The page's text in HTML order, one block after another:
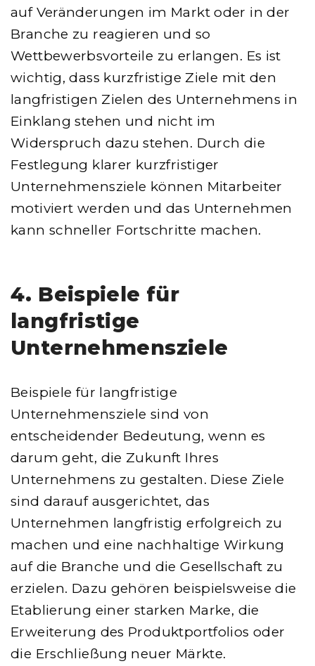
auf Veränderungen im Markt oder in der
Branche zu reagieren und so
Wettbewerbsvorteile zu erlangen. Es ist
wichtig, dass kurzfristige Ziele mit den
langfristigen Zielen des Unternehmens in
Einklang stehen und nicht im
Widerspruch dazu stehen. Durch die
Festlegung klarer kurzfristiger
Unternehmensziele können Mitarbeiter
motiviert werden und das Unternehmen
kann schneller Fortschritte machen.
4. Beispiele für
langfristige
Unternehmensziele
Beispiele für langfristige
Unternehmensziele sind von
entscheidender Bedeutung, wenn es
darum geht, die Zukunft Ihres
Unternehmens zu gestalten. Diese Ziele
sind darauf ausgerichtet, das
Unternehmen langfristig erfolgreich zu
machen und eine nachhaltige Wirkung
auf die Branche und die Gesellschaft zu
erzielen. Dazu gehören beispielsweise die
Etablierung einer starken Marke, die
Erweiterung des Produktportfolios oder
die Erschließung neuer Märkte.